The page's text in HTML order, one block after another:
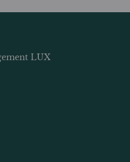
LUX